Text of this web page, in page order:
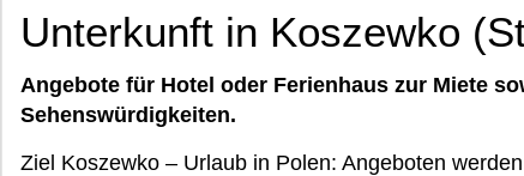
Unterkunft in Koszewko
Angebote für Hotel oder Ferienhaus zur Miete
Sehenswürdigkeiten.
Ziel Koszewko – Urlaub in Polen: Angeboten